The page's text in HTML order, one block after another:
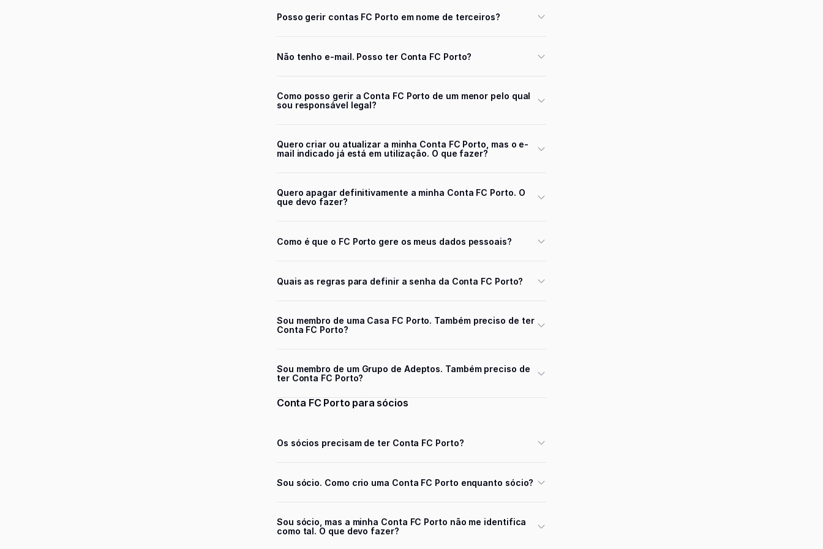
Posso gerir contas FC Porto em nome de terceiros?
Não tenho e-mail. Posso ter Conta FC Porto?
Como posso gerir a Conta FC Porto de um menor pelo qual
sou responsável legal?
Quero criar ou atualizar a minha Conta FC Porto, mas o e-
mail indicado já está em utilização. O que fazer?
Quero apagar definitivamente a minha Conta FC Porto. O
que devo fazer?
Como é que o FC Porto gere os meus dados pessoais?
Quais as regras para definir a senha da Conta FC Porto?
Sou membro de uma Casa FC Porto. Também preciso de ter
Conta FC Porto?
Sou membro de um Grupo de Adeptos. Também preciso de
ter Conta FC Porto?
Conta FC Porto para sócios
Os sócios precisam de ter Conta FC Porto?
Sou sócio. Como crio uma Conta FC Porto enquanto sócio?
Sou sócio, mas a minha Conta FC Porto não me identifica
como tal. O que devo fazer?